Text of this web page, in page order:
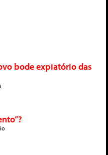
bode expiatório das